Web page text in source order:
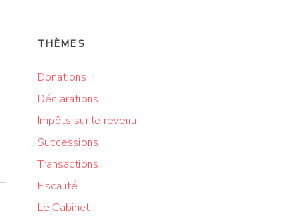
THÈMES
Donations
Déclarations
Impôts sur le revenu
Successions
Transactions
Fiscalité
Le Cabinet